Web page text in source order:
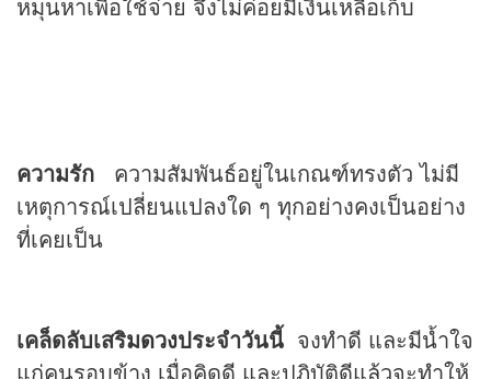
ความรัก ความสัมพันธ์อยู่ในเกณฑ์ทรงตัว ไม่มี
เหตุการณ์เปลี่ยนแปลงใด ๆ ทุกอย่างคงเป็นอย่าง
ที่เคยเป็น
เคล็ดลับเสริมดวงประจำวันนี้ จงทำดี และมีน้ำใจ
แก่คนรอบข้าง เมื่อคิดดี และปฏิบัติดีแล้วจะทำให้